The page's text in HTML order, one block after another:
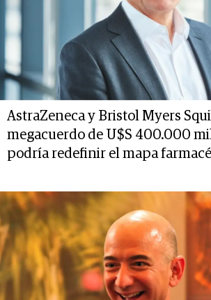
AstraZeneca y Bristol Myers
megacuerdo de U$S 400.000
podría redefinir el mapa